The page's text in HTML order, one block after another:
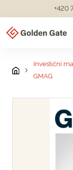
+420
Investiční
GMAG